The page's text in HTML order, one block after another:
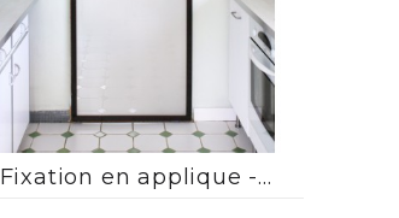
Fixation en applique -...